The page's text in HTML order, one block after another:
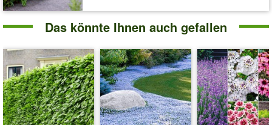
Das könnte Ihnen auch gefallen